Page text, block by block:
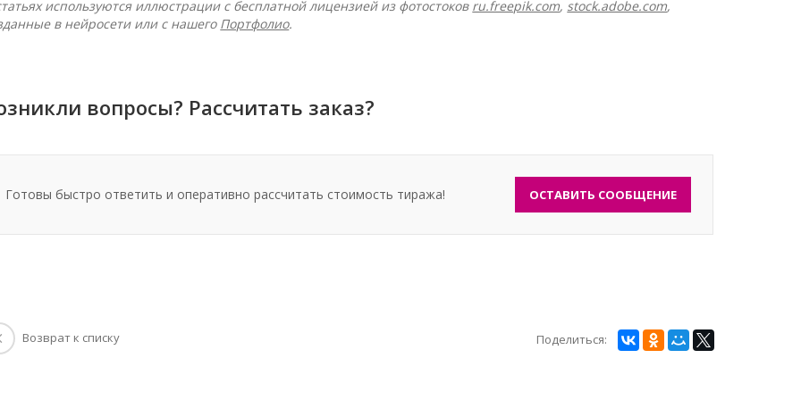
используются иллюстрации с бесплатной лицензией из фотостоков ru.freepik.com, stock.adobe.com,
в нейросети или с нашего Портфолио.
вопросы? Рассчитать заказ?
Готовы быстро ответить и оперативно рассчитать стоимость тиража! ОСТАВИТЬ СООБЩЕНИЕ
Возврат к списку Поделиться: